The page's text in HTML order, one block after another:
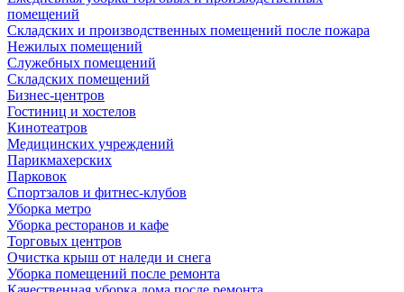
помещений
Складских и производственных помещений после пожара
Нежилых помещений
Служебных помещений
Складских помещений
Бизнес-центров
Гостиниц и хостелов
Кинотеатров
Медицинских учреждений
Парикмахерских
Парковок
Спортзалов и фитнес-клубов
Уборка метро
Уборка ресторанов и кафе
Торговых центров
Очистка крыш от наледи и снега
Уборка помещений после ремонта